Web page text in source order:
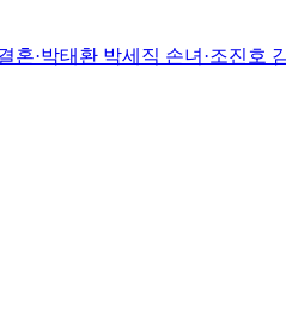
·박태환 박세직 손녀·조진호